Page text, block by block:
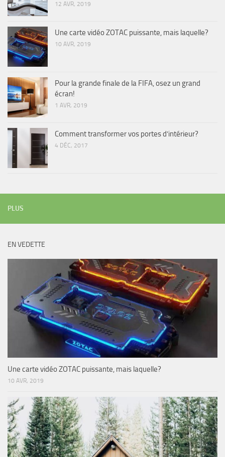
12 AVR, 2019
Une carte vidéo ZOTAC puissante, mais laquelle?
10 AVR, 2019
Pour la grande finale de la FIFA, osez un grand
écran!
1 AVR, 2019
Comment transformer vos portes d’intérieur?
4 DÉC, 2017
PLUS
EN VEDETTE
Une carte vidéo ZOTAC puissante, mais laquelle?
10 AVR, 2019